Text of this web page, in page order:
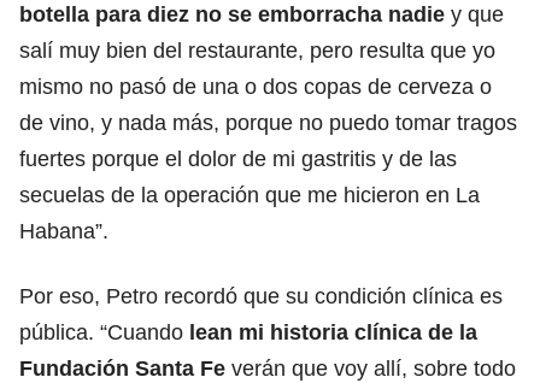
botella para diez no se emborracha nadie y que
salí muy bien del restaurante, pero resulta que yo
mismo no pasó de una o dos copas de cerveza o
de vino, y nada más, porque no puedo tomar tragos
fuertes porque el dolor de mi gastritis y de las
secuelas de la operación que me hicieron en La
Habana”.
Por eso, Petro recordó que su condición clínica es
pública. “Cuando lean mi historia clínica de la
Fundación Santa Fe verán que voy allí, sobre todo